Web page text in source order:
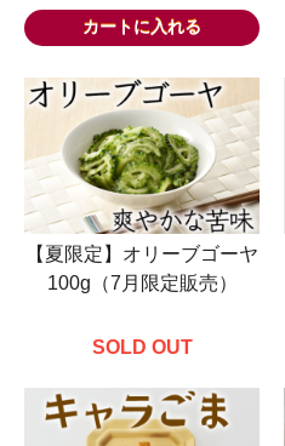
【夏限定】オリーブゴーヤ
100g（7月限定販売）
SOLD OUT